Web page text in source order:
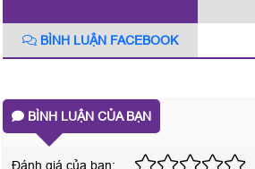
BÌNH LUẬN FACEBOOK
BÌNH LUẬN CỦA BẠN
Đánh giá của bạn: